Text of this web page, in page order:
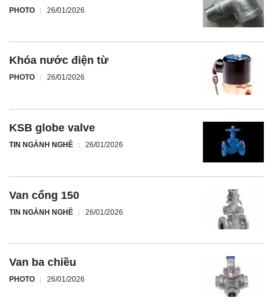
PHOTO 26/01/2026
Khóa nước điện từ
PHOTO 26/01/2026
KSB globe valve
TIN NGÀNH NGHỀ 26/01/2026
Van cổng 150
TIN NGÀNH NGHỀ 26/01/2026
Van ba chiều
PHOTO 26/01/2026